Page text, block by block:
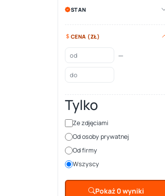
STAN
CENA (ZŁ)
—
Tylko
Ze zdjęciami
Od osoby prywatnej
Od firmy
Wszyscy
Pokaż 0 wyniki